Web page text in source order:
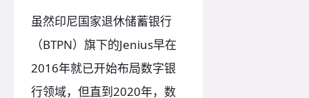
虽然印尼国家退休储蓄银行
（BTPN）旗下的Jenius早在
2016年就已开始布局数字银
行领域，但直到2020年，数